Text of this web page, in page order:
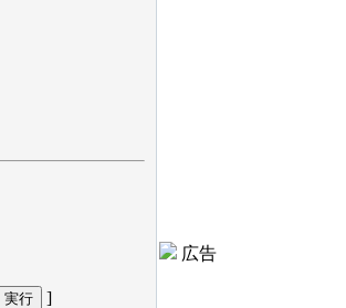
]
広告